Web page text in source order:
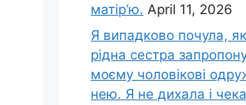
матір’ю. April 11, 2026
Я випадково почула,
рідна сестра
моєму чоловікові
нею. Я не дихала і